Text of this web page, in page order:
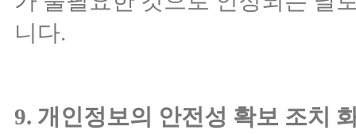
니다.
9. 개인정보의 안전성 확보 조치